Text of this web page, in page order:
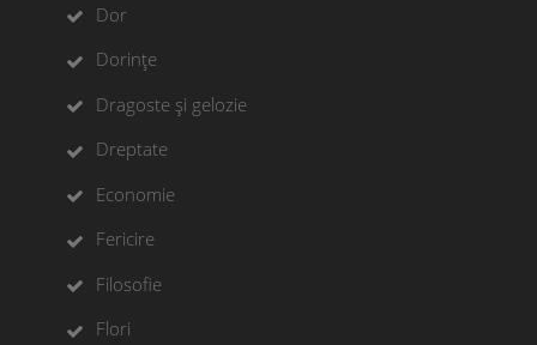
Dor
Dorințe
Dragoste și gelozie
Dreptate
Economie
Fericire
Filosofie
Flori